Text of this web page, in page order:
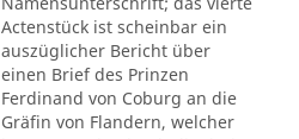
Actenstück ist scheinbar ein
auszüglicher Bericht über
einen Brief des Prinzen
Ferdinand von Coburg an die
Gräfin von Flandern, welcher